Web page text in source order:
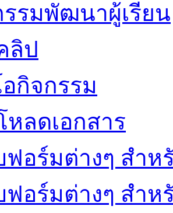
รรมพัฒนาผู้เรียน
ลิป
กิจกรรม
หลดเอกสาร
ฟอร์มต่างๆ สำห
อร์มต่างๆ สำห